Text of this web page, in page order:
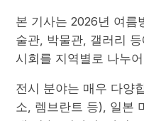
본 기사는 2026년 여름
술관, 박물관, 갤러리
시회를 지역별로 나누
전시 분야는 매우 다양
소, 렘브란트 등), 일본